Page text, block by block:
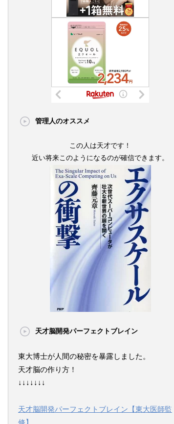
管理人のオススメ
この人は天才です！
近い将来このようになるのが確信できます。
天才脳開発パーフェクトブレイン
東大博士が人間の秘密を暴露しました。
天才脳の作り方！
↓↓↓↓↓↓↓
天才脳開発パーフェクトブレイン【東大医師監
修】